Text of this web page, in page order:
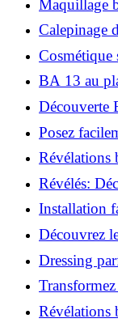
Maquillage
s'équiper
Calepinage
astuces
beauté pour
BA 13 au
coller ?
Découverte
Glamour !
Posez
Révélations
Révélés:
l'huile de
Installation
luminaire au
Découvrez
Pourquoi
Dressing
rangement
installer des
Révélations